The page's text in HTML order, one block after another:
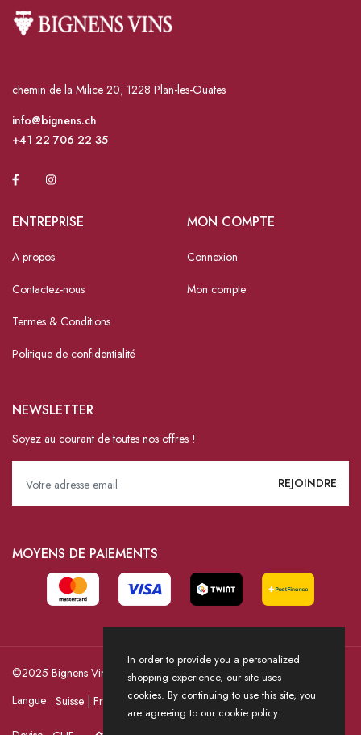
chemin de la Milice 20, 1228 Plan-les-Ouates
info@bignens.ch
+41 22 706 22 35
ENTREPRISE
A propos
Contactez-nous
Termes & Conditions
Politique de confidentialité
MON COMPTE
Connexion
Mon compte
NEWSLETTER
Soyez au courant de toutes nos offres !
MOYENS DE PAIEMENTS
©2025 Bignens Vins / Powered by HICASS
Langue
In order to provide you a personalized
shopping experience, our site uses
cookies. By continuing to use this site, you
are agreeing to our cookie policy.